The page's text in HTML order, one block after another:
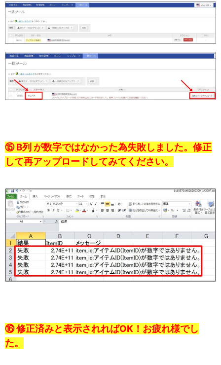
⑮ B列 が数字ではなかった為失敗しました。修正
して再アップロードしてみてください。
⑯ 修正済みと表示されればOK！お疲れ様でし
た。